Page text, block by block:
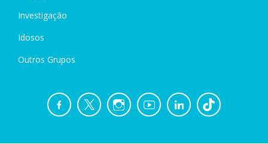
Investigação
Idosos
Outros Grupos